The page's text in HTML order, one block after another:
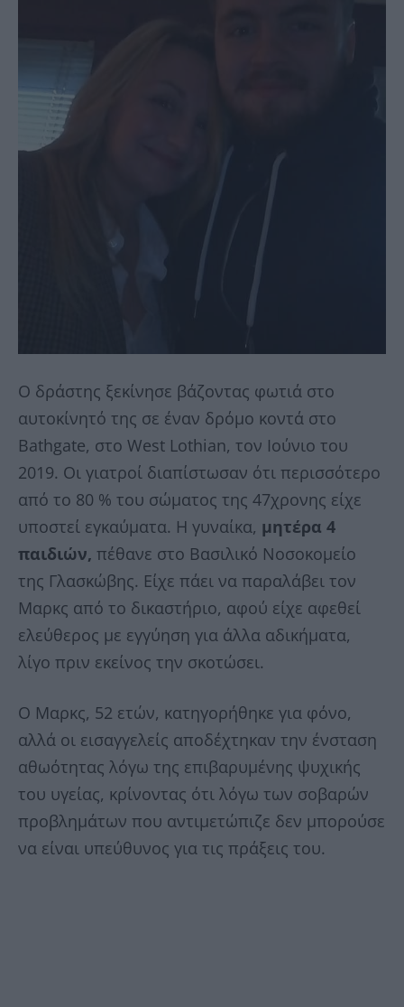
Ο δράστης ξεκίνησε βάζοντας φωτιά στο
αυτοκίνητό της σε έναν δρόμο κοντά στο
Bathgate, στο West Lothian, τον Ιούνιο του
2019. Οι γιατροί διαπίστωσαν ότι περισσότερο
από το 80 % του σώματος της 47χρονης είχε
υποστεί εγκαύματα. Η γυναίκα, μητέρα 4
παιδιών, πέθανε στο Βασιλικό Νοσοκομείο
της Γλασκώβης. Είχε πάει να παραλάβει τον
Μαρκς από το δικαστήριο, αφού είχε αφεθεί
ελεύθερος με εγγύηση για άλλα αδικήματα,
λίγο πριν εκείνος την σκοτώσει.
Ο Μαρκς, 52 ετών, κατηγορήθηκε για φόνο,
αλλά οι εισαγγελείς αποδέχτηκαν την ένσταση
αθωότητας λόγω της επιβαρυμένης ψυχικής
του υγείας, κρίνοντας ότι λόγω των σοβαρών
προβλημάτων που αντιμετώπιζε δεν μπορούσε
να είναι υπεύθυνος για τις πράξεις του.